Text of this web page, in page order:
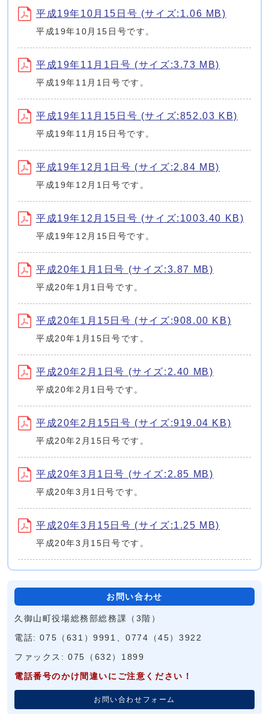
平成19年10月15日号 (サイズ:1.06 MB)
平成19年10月15日号です。
平成19年11月1日号 (サイズ:3.73 MB)
平成19年11月1日号です。
平成19年11月15日号 (サイズ:852.03 KB)
平成19年11月15日号です。
平成19年12月1日号 (サイズ:2.84 MB)
平成19年12月1日号です。
平成19年12月15日号 (サイズ:1003.40 KB)
平成19年12月15日号です。
平成20年1月1日号 (サイズ:3.87 MB)
平成20年1月1日号です。
平成20年1月15日号 (サイズ:908.00 KB)
平成20年1月15日号です。
平成20年2月1日号 (サイズ:2.40 MB)
平成20年2月1日号です。
平成20年2月15日号 (サイズ:919.04 KB)
平成20年2月15日号です。
平成20年3月1日号 (サイズ:2.85 MB)
平成20年3月1日号です。
平成20年3月15日号 (サイズ:1.25 MB)
平成20年3月15日号です。
お問い合わせ
久御山町役場総務部総務課（3階）
電話: 075（631）9991、0774（45）3922
ファックス: 075（632）1899
電話番号のかけ間違いにご注意ください！
お問い合わせフォーム